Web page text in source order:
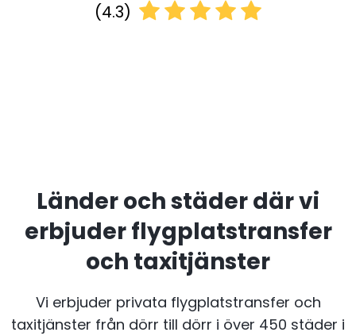
(4.3)
Länder och städer där vi
erbjuder flygplatstransfer
och taxitjänster
Vi erbjuder privata flygplatstransfer och
taxitjänster från dörr till dörr i över 450 städer i